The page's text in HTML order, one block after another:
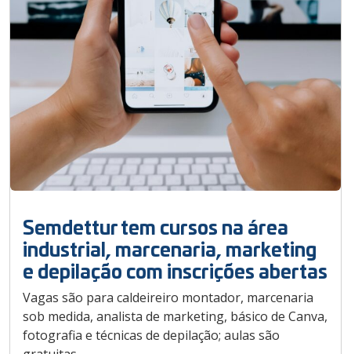
Semdettur tem cursos na área
industrial, marcenaria, marketing
e depilação com inscrições abertas
Vagas são para caldeireiro montador, marcenaria
sob medida, analista de marketing, básico de Canva,
fotografia e técnicas de depilação; aulas são